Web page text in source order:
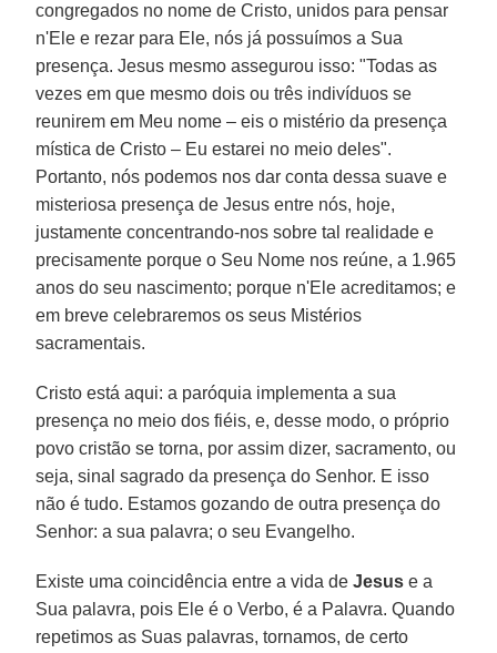
congregados no nome de Cristo, unidos para pensar
n'Ele e rezar para Ele, nós já possuímos a Sua
presença. Jesus mesmo assegurou isso: "Todas as
vezes em que mesmo dois ou três indivíduos se
reunirem em Meu nome – eis o mistério da presença
mística de Cristo – Eu estarei no meio deles".
Portanto, nós podemos nos dar conta dessa suave e
misteriosa presença de Jesus entre nós, hoje,
justamente concentrando-nos sobre tal realidade e
precisamente porque o Seu Nome nos reúne, a 1.965
anos do seu nascimento; porque n'Ele acreditamos; e
em breve celebraremos os seus Mistérios
sacramentais.
Cristo está aqui: a paróquia implementa a sua
presença no meio dos fiéis, e, desse modo, o próprio
povo cristão se torna, por assim dizer, sacramento, ou
seja, sinal sagrado da presença do Senhor. E isso
não é tudo. Estamos gozando de outra presença do
Senhor: a sua palavra; o seu Evangelho.
Existe uma coincidência entre a vida deJesus e a
Sua palavra, pois Ele é o Verbo, é a Palavra. Quando
repetimos as Suas palavras, tornamos, de certo